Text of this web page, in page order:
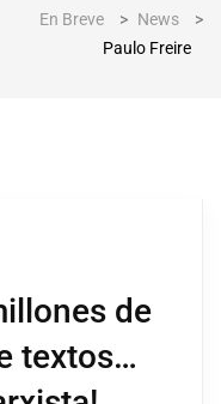
En Breve > News
>
Paulo Freire
de
textos…